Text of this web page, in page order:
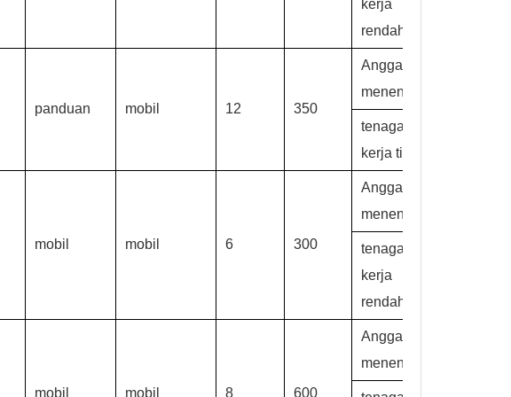
kerja
rendah
panduan mobil 12 350
Anggaran
menengah,
tenaga
kerja tinggi
mobil mobil 6 300
Anggaran
menengah,
tenaga
kerja
rendah
mobil mobil 8 600
Anggaran
menengah,